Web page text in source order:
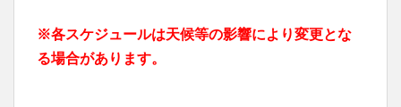
※各スケジュールは天候等の影響により変更とな
る場合があります。